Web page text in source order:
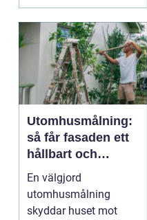
Utomhusmålning:
så får fasaden ett
hållbart och
vackert resultat
En välgjord
utomhusmålning
skyddar huset mot